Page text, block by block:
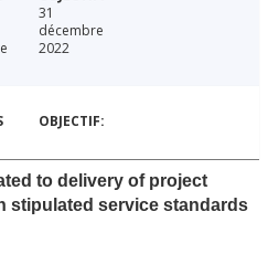
31
décembre
2022
to delivery of project
stipulated service standards